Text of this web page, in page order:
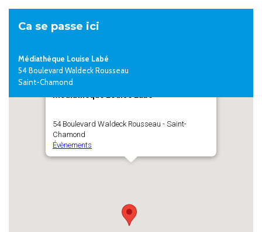
Ca se passe ici
Médiathèque Louise Labé
54 Boulevard Waldeck Rousseau
Saint-Chamond
54 Boulevard Waldeck Rousseau - Saint-
Chamond
Évènements